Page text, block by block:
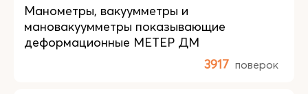
Манометры, вакуумметры и
мановакуумметры показывающие
деформационные МЕТЕР ДМ
3917 поверок